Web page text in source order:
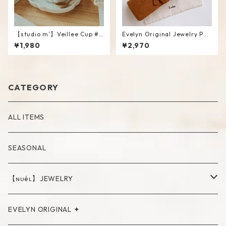
【studio m’】Veillee Cup #
White
¥1,980
Evelyn Original Jewelry Pou
ch
¥2,970
CATEGORY
ALL ITEMS
SEASONAL
【ɴᴜéʟ】JEWELRY
PIERCE
EVELYN ORIGINAL ✦